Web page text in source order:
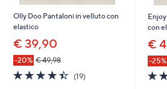
Olly Doo Pantaloni in velluto con
elastico
€ 39,90
-20% € 49,98
4.4
of
(19)19
con
€
-25%